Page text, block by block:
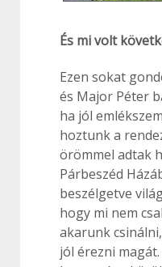
És mi volt
Ezen sokat
és Major Péter
ha jól
hoztunk a
örömmel adtak
Párbeszéd
beszélgetve
hogy mi nem
akarunk
jól érezni